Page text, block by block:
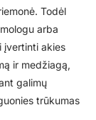
Todėl
arba
įvertinti akies
ir medžiagą,
galimų
trūkumas